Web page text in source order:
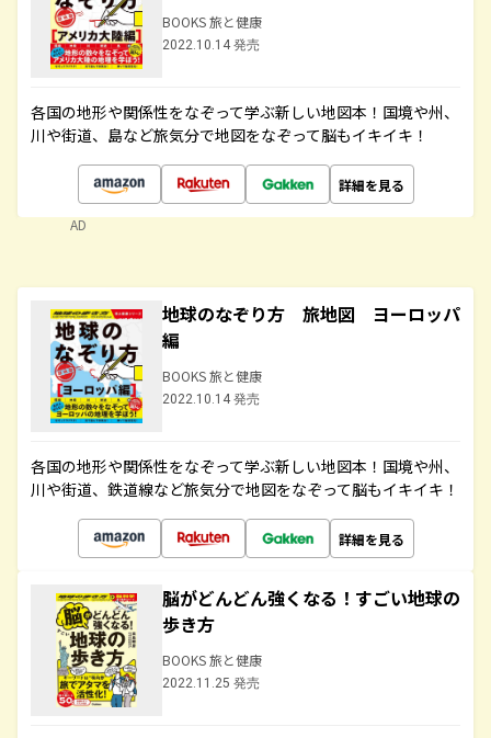
BOOKS 旅と健康
2022.10.14 発売
各国の地形や関係性をなぞって学ぶ新しい地図本！国境や州、
川や街道、島など旅気分で地図をなぞって脳もイキイキ！
詳細を見る
AD
地球のなぞり方 旅地図 ヨーロッパ
編
BOOKS 旅と健康
2022.10.14 発売
各国の地形や関係性をなぞって学ぶ新しい地図本！国境や州、
川や街道、鉄道線など旅気分で地図をなぞって脳もイキイキ！
詳細を見る
脳がどんどん強くなる！すごい地球の
歩き方
BOOKS 旅と健康
2022.11.25 発売